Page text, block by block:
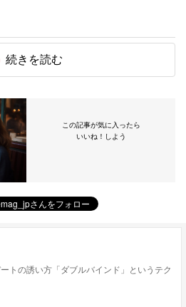
続きを読む
この記事が気に入ったら
いいね！しよう
トの誘い方「ダブルバインド」というテク